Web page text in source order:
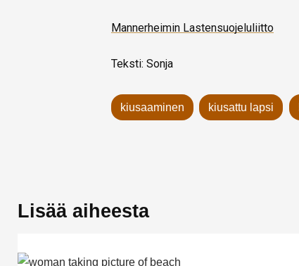
Mannerheimin Lastensuojeluliitto
Teksti: Sonja
kiusaaminen kiusattu lapsi
Lisää aiheesta